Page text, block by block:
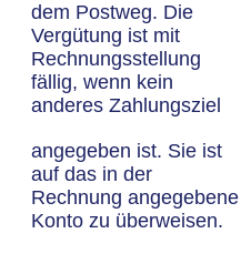
dem Postweg. Die
Vergütung ist mit
Rechnungsstellung
fällig, wenn kein
anderes Zahlungsziel
angegeben ist. Sie ist
auf das in der
Rechnung angegebene
Konto zu überweisen.